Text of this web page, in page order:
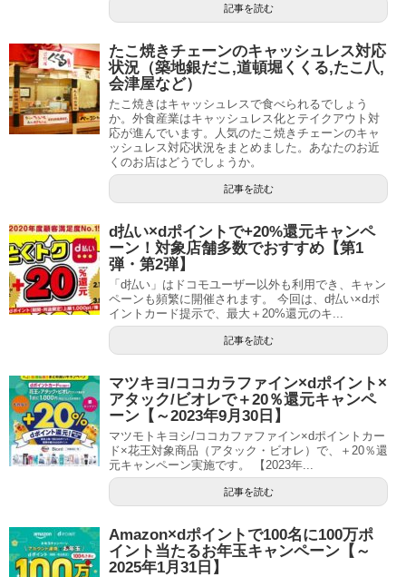
記事を読む
たこ焼きチェーンのキャッシュレス対応
状況（築地銀だこ,道頓堀くくる,たこ八,
会津屋など）
たこ焼きはキャッシュレスで食べられるでしょう
か。外食産業はキャッシュレス化とテイクアウト対
応が進んでいます。人気のたこ焼きチェーンのキャ
ッシュレス対応状況をまとめました。あなたのお近
くのお店はどうでしょうか。
記事を読む
d払い×dポイントで+20%還元キャンペ
ーン！対象店舗多数でおすすめ【第1
弾・第2弾】
「d払い」はドコモユーザー以外も利用でき、キャン
ペーンも頻繁に開催されます。 今回は、d払い×dポ
イントカード提示で、最大＋20%還元のキ...
記事を読む
マツキヨ/ココカラファイン×dポイント×
アタック/ビオレで＋20％還元キャンペ
ーン【～2023年9月30日】
マツモトキヨシ/ココカファファイン×dポイントカー
ド×花王対象商品（アタック・ビオレ）で、＋20％還
元キャンペーン実施です。 【2023年...
記事を読む
Amazon×dポイントで100名に100万ポ
イント当たるお年玉キャンペーン【～
2025年1月31日】